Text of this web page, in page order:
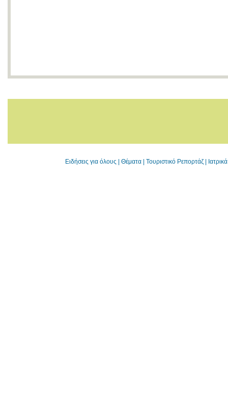
Ειδήσεις για όλους |Θέματα |Τουριστικό Ρεπορτάζ